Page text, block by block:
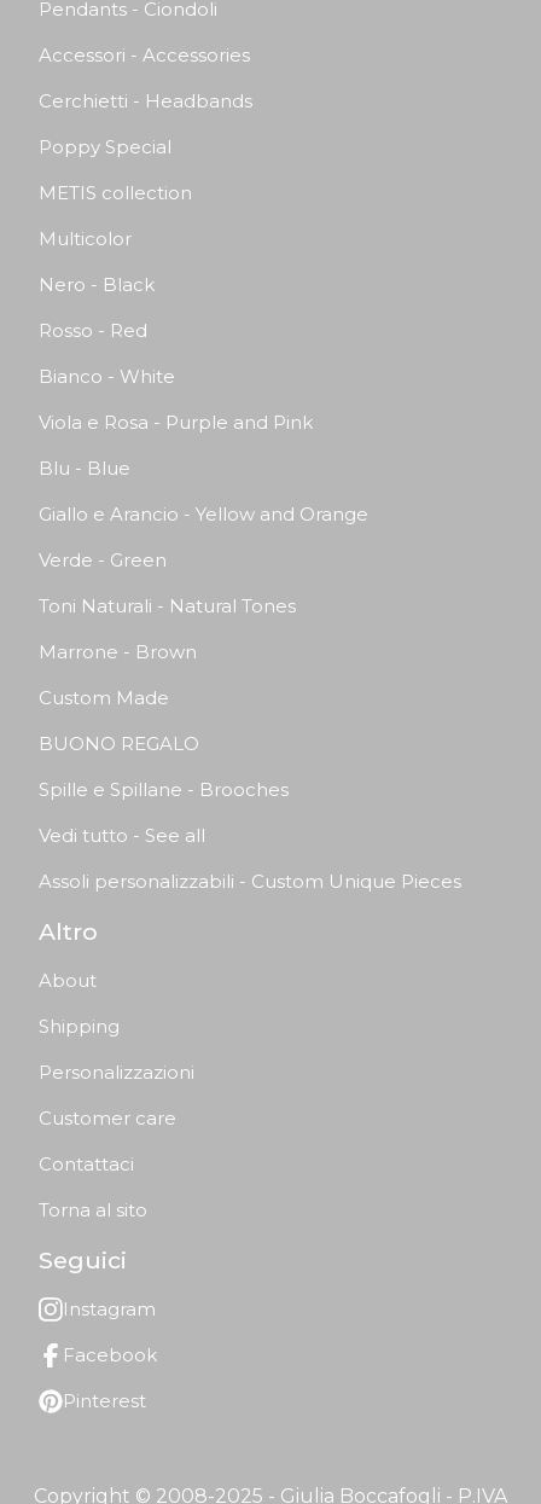
Pendants - Ciondoli
Accessori - Accessories
Cerchietti - Headbands
Poppy Special
METIS collection
Multicolor
Nero - Black
Rosso - Red
Bianco - White
Viola e Rosa - Purple and Pink
Blu - Blue
Giallo e Arancio - Yellow and Orange
Verde - Green
Toni Naturali - Natural Tones
Marrone - Brown
Custom Made
BUONO REGALO
Spille e Spillane - Brooches
Vedi tutto - See all
Assoli personalizzabili - Custom Unique Pieces
Altro
About
Shipping
Personalizzazioni
Customer care
Contattaci
Torna al sito
Seguici
Instagram
Facebook
Pinterest
Copyright © 2008-2025 - Giulia Boccafogli - P.IVA